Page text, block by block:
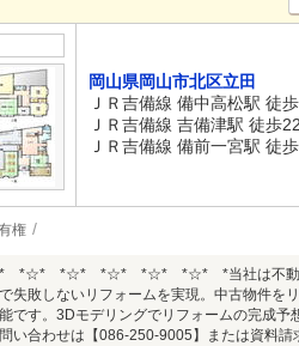
岡山県岡山市北区立田
ＪＲ吉備線 備中高松駅 徒
ＪＲ吉備線 吉備津駅 徒歩
ＪＲ吉備線 備前一宮駅 徒
権
* *☆* *☆* *☆* *☆* *☆* *当社は不動産の購
で失敗しないリフォームを実現。中古物件を
能です。3Dモデリングでリフォームの完成
問い合わせは【086-250-9005